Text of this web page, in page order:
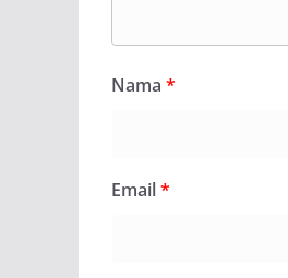
Nama *
Email*